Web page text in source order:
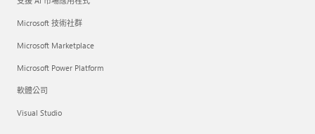
Microsoft 技術社群
Microsoft Marketplace
Microsoft Power Platform
軟體公司
Visual Studio